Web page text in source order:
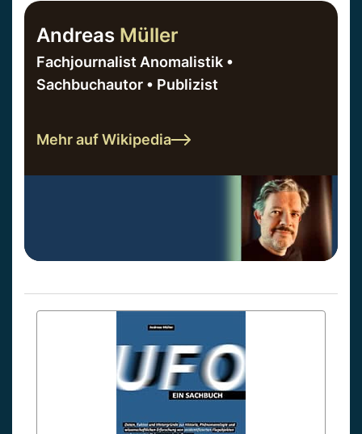
Andreas Müller
Fachjournalist Anomalistik •
Sachbuchautor • Publizist
Mehr auf Wikipedia